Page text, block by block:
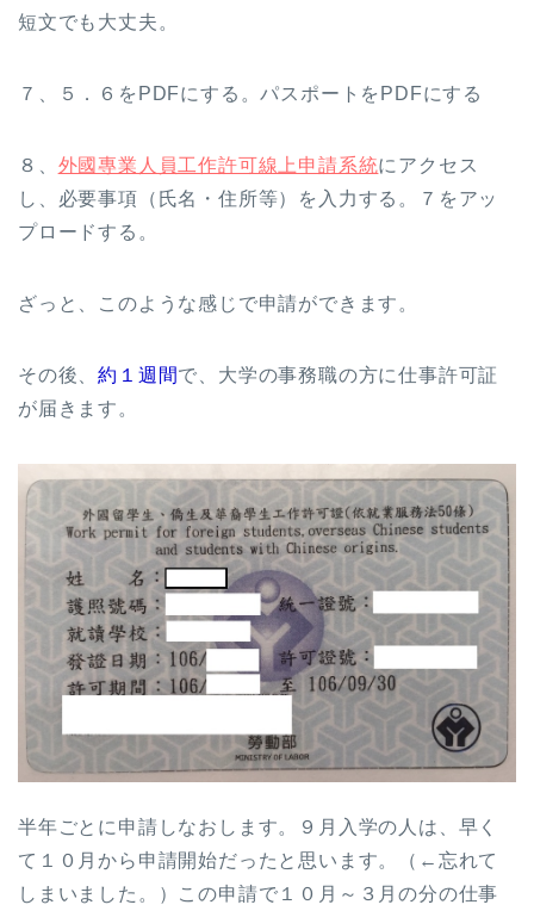
短文でも大丈夫。
７、５．６をPDFにする。パスポートをPDFにする
８、 外國專業人員工作許可線上申請系統にアクセス
し、必要事項（氏名・住所等）を入力する。７をアッ
プロードする。
ざっと、このような感じで申請ができます。
その後、約１週間で、大学の事務職の方に仕事許可証
が届きます。
半年ごとに申請しなおします。９月入学の人は、早く
て１０月から申請開始だったと思います。（←忘れて
しまいました。）この申請で１０月～３月の分の仕事